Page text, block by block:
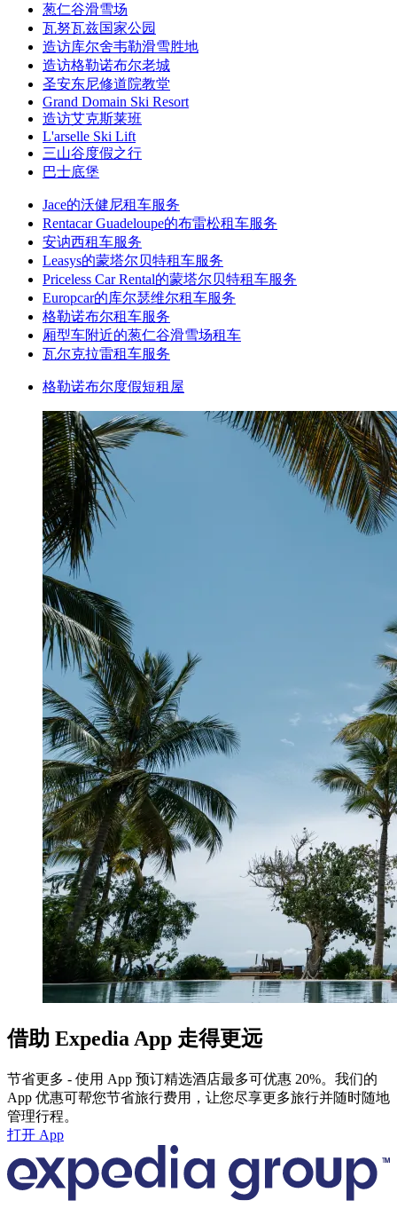
葱仁谷滑雪场
瓦努瓦兹国家公园
造访库尔舍韦勒滑雪胜地
造访格勒诺布尔老城
圣安东尼修道院教堂
Grand Domain Ski Resort
造访艾克斯莱班
L'arselle Ski Lift
三山谷度假之行
巴士底堡
Jace的沃健尼租车服务
Rentacar Guadeloupe的布雷松租车服务
安讷西租车服务
Leasys的蒙塔尔贝特租车服务
Priceless Car Rental的蒙塔尔贝特租车服务
Europcar的库尔瑟维尔租车服务
格勒诺布尔租车服务
厢型车附近的葱仁谷滑雪场租车
瓦尔克拉雷租车服务
格勒诺布尔度假短租屋
借助 Expedia App 走得更远
节省更多 - 使用 App 预订精选酒店最多可优惠 20%。我们的
App 优惠可帮您节省旅行费用，让您尽享更多旅行并随时随地
管理行程。
打开 App